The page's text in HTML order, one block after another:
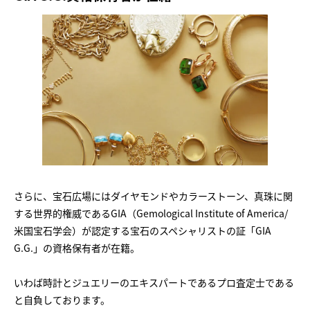
さらに、宝石広場にはダイヤモンドやカラーストーン、真珠に関
する世界的権威であるGIA（Gemological Institute of America/
米国宝石学会）が認定する宝石のスペシャリストの証「GIA
G.G.」の資格保有者が在籍。
いわば時計とジュエリーのエキスパートであるプロ査定士である
と自負しております。